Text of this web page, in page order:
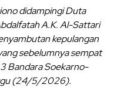
didampingi Duta
A.K. Al-Sattari
kepulangan
sebelumnya sempat
Bandara Soekarno-
(24/5/2026).